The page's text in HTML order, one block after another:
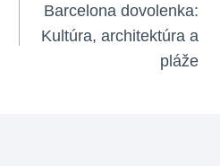
Barcelona dovolenka:
Kultúra, architektúra a
pláže